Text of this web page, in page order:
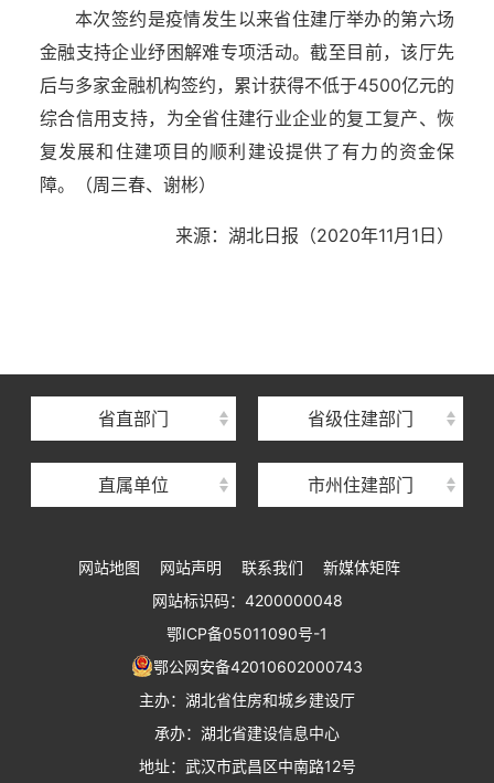
本次签约是疫情发生以来省住建厅举办的第六场
金融支持企业纾困解难专项活动。截至目前，该厅先
后与多家金融机构签约，累计获得不低于4500亿元的
综合信用支持，为全省住建行业企业的复工复产、恢
复发展和住建项目的顺利建设提供了有力的资金保
障。（周三春、谢彬）
来源：湖北日报（2020年11月1日）
省直部门 省级住建部门
直属单位
湖北省住房保障中心
湖北省建设工程质量安全监督总站
湖北省建设工程标准定额管理总站
湖北省住建厅执业资格注册中心
湖北省城乡建设发展中心
湖北城市建设职业技术学院
市州住建部门
网站地图 网站声明 联系我们
新媒体矩阵
网站标识码：4200000048
鄂ICP备05011090号-1
鄂公网安备42010602000743
主办：湖北省住房和城乡建设厅
承办：湖北省建设信息中心
地址：武汉市武昌区中南路12号